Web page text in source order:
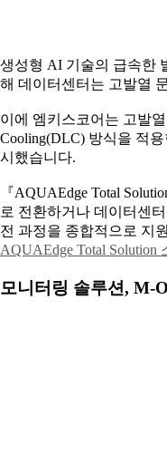
생성형 AI 기술의 급속한
해 데이터센터는 고발열
이에 엠키스코어는 고발
Cooling(DLC) 방식을 적
시했습니다.
『AQUAEdge Total
로 전환하거나 데이터센
전 과정을 종합적으로 지
AQUAEdge Total Solution
모니터링 솔루션, M-